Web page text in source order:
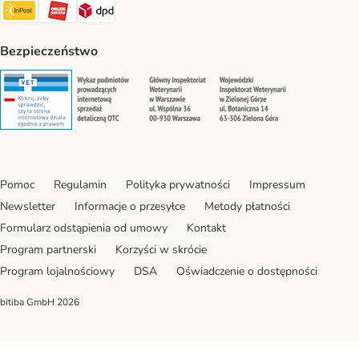
InPost Shipping Method
ORLEN Paczka. Shipping Method
DPD Shipping Method
Bezpieczeństwo
Security Security Security
Pomoc Regulamin Polityka prywatności
Impressum
Newsletter
Informacje o przesyłce
Metody płatności
Formularz odstąpienia od umowy
Kontakt
Program partnerski
Korzyści w skrócie
Program lojalnościowy
DSA Oświadczenie o dostępności
bitiba GmbH 2026